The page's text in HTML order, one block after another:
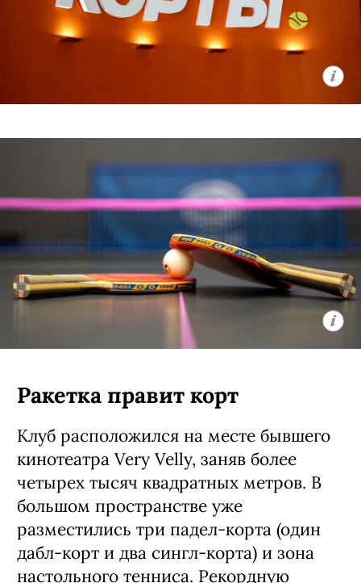
Ракетка правит корт
Клуб расположился на месте бывшего
кинотеатра Very Velly, заняв более
четырех тысяч квадратных метров. В
большом пространстве уже
разместились три падел-корта (один
дабл-корт и два сингл-корта) и зона
настольного тенниса. Рекордную